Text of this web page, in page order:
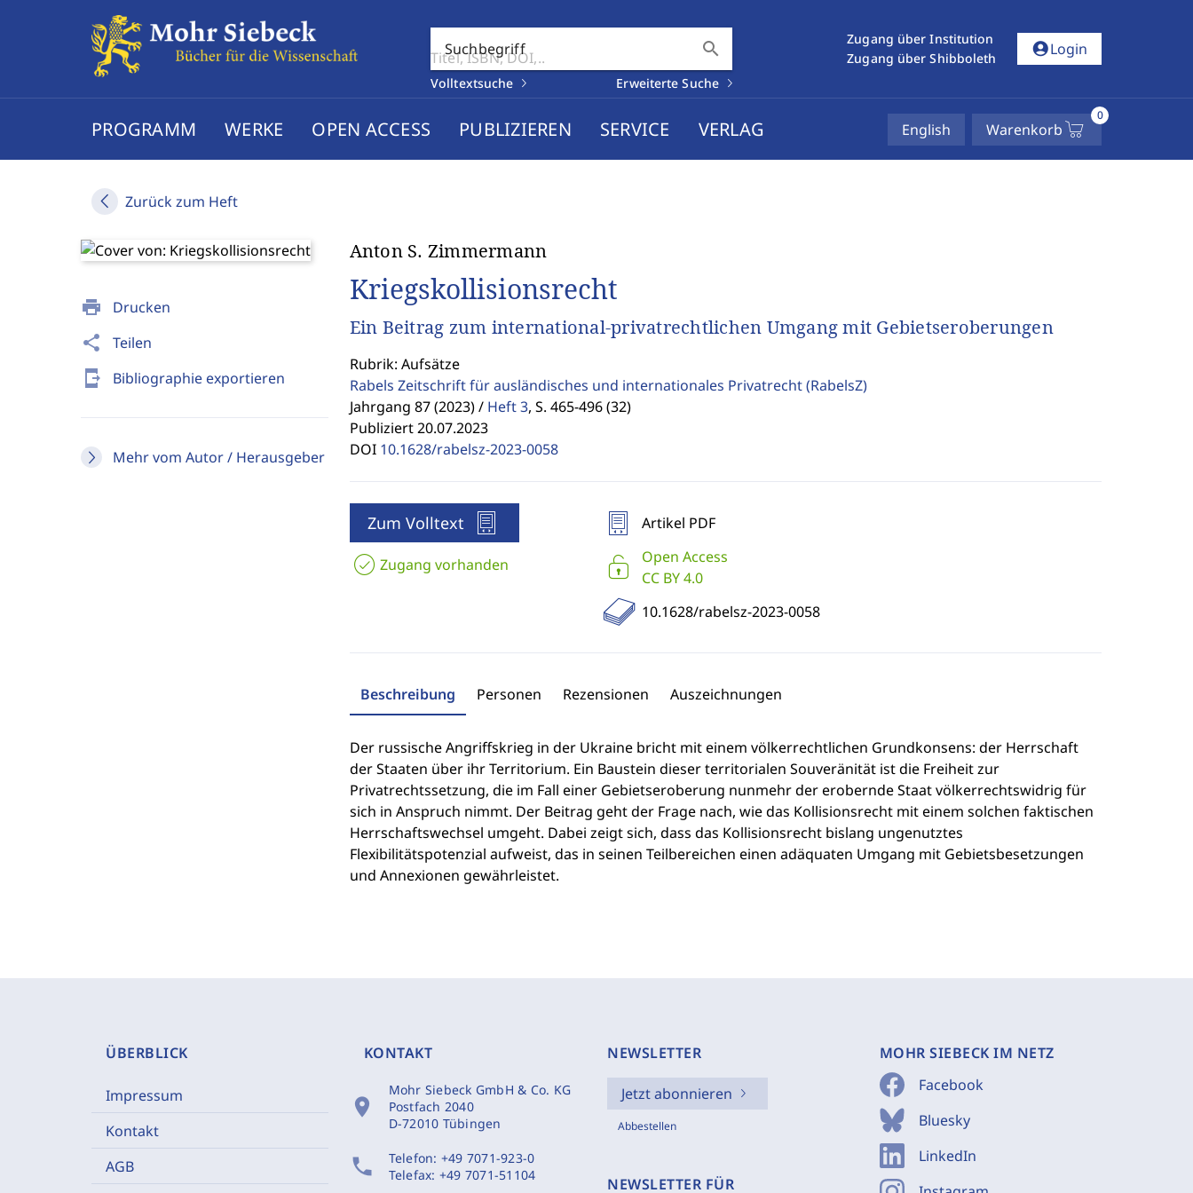
Suchbegriff search
Volltextsuche Erweiterte Suche
Zugang über Institution
Zugang über Shibboleth
account_circleLogin
PROGRAMM WERKE OPEN ACCESS PUBLIZIEREN SERVICE VERLAG English Warenkorb
0
Zurück zum Heft
print Drucken
share Teilen
send_to_mobile Bibliographie exportieren
Mehr vom Autor / Herausgeber
Anton S. Zimmermann
Kriegskollisionsrecht
Ein Beitrag zum international-privatrechtlichen Umgang mit Gebietseroberungen
Rubrik: Aufsätze
Rabels Zeitschrift für ausländisches und internationales Privatrecht(RabelsZ)
Jahrgang 87 (2023) / Heft 3, S. 465-496 (32)
Publiziert 20.07.2023
DOI 10.1628/rabelsz-2023-0058
Zum Volltext
Zugang vorhanden
Artikel PDF
Open Access
CC BY 4.0
10.1628/rabelsz-2023-0058
Beschreibung Personen Rezensionen Auszeichnungen
Der russische Angriffskrieg in der Ukraine bricht mit einem völkerrechtlichen Grundkonsens: der Herrschaft
der Staaten über ihr Territorium. Ein Baustein dieser territorialen Souveränität ist die Freiheit zur
Privatrechtssetzung, die im Fall einer Gebietseroberung nunmehr der erobernde Staat völkerrechtswidrig für
sich in Anspruch nimmt. Der Beitrag geht der Frage nach, wie das Kollisionsrecht mit einem solchen faktischen
Herrschaftswechsel umgeht. Dabei zeigt sich, dass das Kollisionsrecht bislang ungenutztes
Flexibilitätspotenzial aufweist, das in seinen Teilbereichen einen adäquaten Umgang mit Gebietsbesetzungen
und Annexionen gewährleistet.
ÜBERBLICK
Impressum
Kontakt
AGB
KONTAKT
location_on
Mohr Siebeck GmbH & Co. KG
Postfach 2040
D-72010 Tübingen
phone Telefon: +49 7071-923-0
Telefax: +49 7071-51104
NEWSLETTER
Jetzt abonnieren
Abbestellen
NEWSLETTER FÜR
MOHR SIEBECK IM NETZ
Facebook
Bluesky
LinkedIn